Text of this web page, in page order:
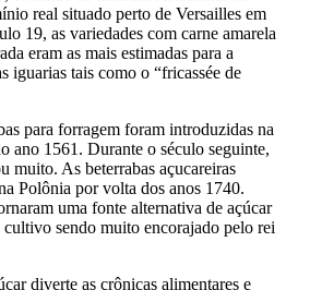
real situado perto de Versailles em
19, as variedades com carne amarela
eram as mais estimadas para a
iguarias tais como o “fricassée de
para forragem foram introduzidas na
ano 1561. Durante o século seguinte,
muito. As beterrabas açucareiras
Polônia por volta dos anos 1740.
uma fonte alternativa de açúcar
sendo muito encorajado pelo rei
diverte as crônicas alimentares e